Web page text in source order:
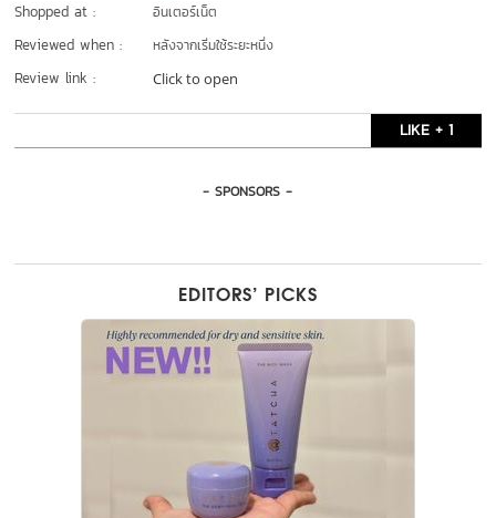
Shopped at : อินเตอร์เน็ต
Reviewed when : หลังจากเริ่มใช้ระยะหนึ่ง
Review link : Click to open
LIKE + 1
- SPONSORS -
EDITORS’ PICKS